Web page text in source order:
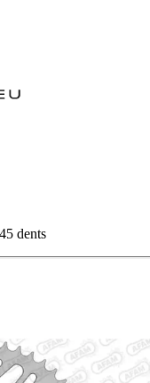
dents